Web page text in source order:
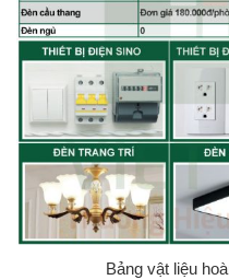
Bảng vật liệu